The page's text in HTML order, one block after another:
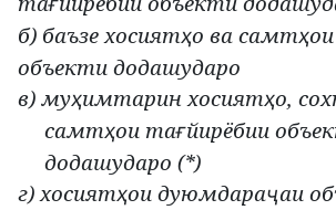
б) баъзе хосиятҳо ва самтҳ
объекти додашударо
в) муҳимтарин хосиятҳо,
самтҳои тағйирёбии
додашударо (*)
г) хосиятҳои дуюмдараҷаи